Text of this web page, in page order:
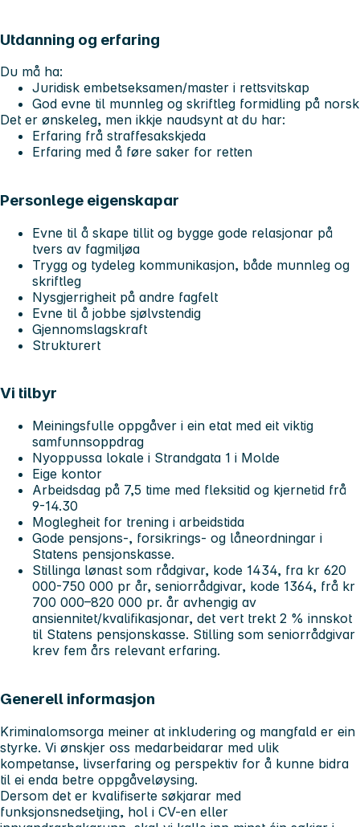
Utdanning og erfaring
Du må ha:
Juridisk embetseksamen/master i rettsvitskap
God evne til munnleg og skriftleg formidling på norsk
Det er ønskeleg, men ikkje naudsynt at du har:
Erfaring frå straffesakskjeda
Erfaring med å føre saker for retten
Personlege eigenskapar
Evne til å skape tillit og bygge gode relasjonar på
tvers av fagmiljøa
Trygg og tydeleg kommunikasjon, både munnleg og
skriftleg
Nysgjerrigheit på andre fagfelt
Evne til å jobbe sjølvstendig
Gjennomslagskraft
Strukturert
Vi tilbyr
Meiningsfulle oppgåver i ein etat med eit viktig
samfunnsoppdrag
Nyoppussa lokale i Strandgata 1 i Molde
Eige kontor
Arbeidsdag på 7,5 time med fleksitid og kjernetid frå
9-14.30
Moglegheit for trening i arbeidstida
Gode pensjons-, forsikrings- og låneordningar i
Statens pensjonskasse.
Stillinga lønast som rådgivar, kode 1434, fra kr 620
000-750 000 pr år, seniorrådgivar, kode 1364, frå kr
700 000–820 000 pr. år avhengig av
ansiennitet/kvalifikasjonar, det vert trekt 2 % innskot
til Statens pensjonskasse. Stilling som seniorrådgivar
krev fem års relevant erfaring.
Generell informasjon
Kriminalomsorga meiner at inkludering og mangfald er ein
styrke. Vi ønskjer oss medarbeidarar med ulik
kompetanse, livserfaring og perspektiv for å kunne bidra
til ei enda betre oppgåveløysing.
Dersom det er kvalifiserte søkjarar med
funksjonsnedsetjing, hol i CV-en eller